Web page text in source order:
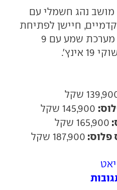
מושב נהג חשמלי עם
חיישן לפתיחת
תא המטען בהושטת רגל, מערכת שמע עם 9
165,900 שקל
187,900 שקל